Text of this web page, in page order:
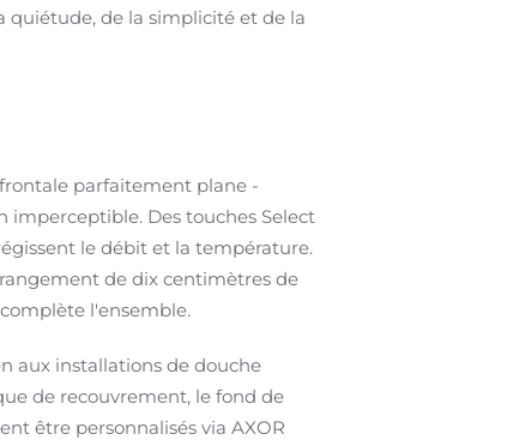
quiétude, de la simplicité et de la
parfaitement plane -
imperceptible. Des touches Select
le débit et la température.
de dix centimètres de
l'ensemble.
aux installations de douche
de recouvrement, le fond de
être personnalisés via AXOR